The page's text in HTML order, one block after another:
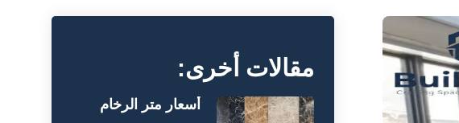
مقالات أخرى:
أسعار متر الرخام